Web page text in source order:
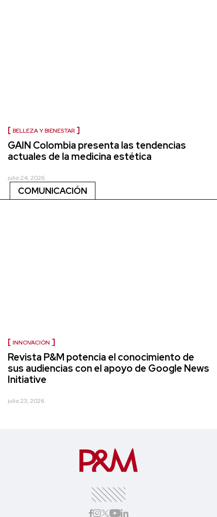
BELLEZA Y BIENESTAR
GAIN Colombia presenta las tendencias
actuales de la medicina estética
julio 24, 2026
COMUNICACIÓN
INNOVACIÓN
Revista P&M potencia el conocimiento de
sus audiencias con el apoyo de Google News
Initiative
julio 23, 2026